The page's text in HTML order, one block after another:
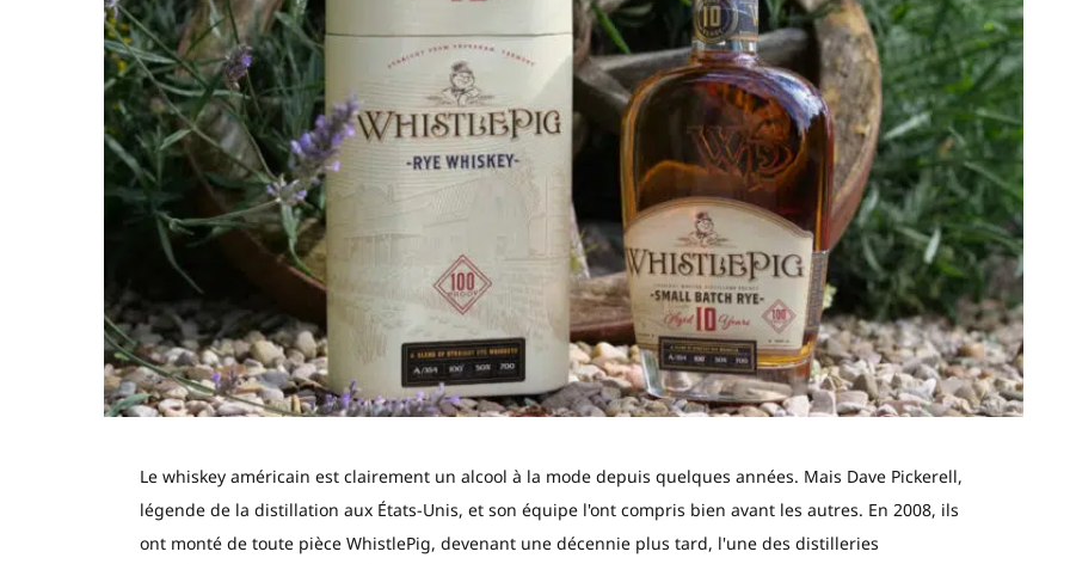
Le whiskey américain est clairement un alcool à la mode depuis quelques années. Mais Dave Pickerell,
légende de la distillation aux États-Unis, et son équipe l'ont compris bien avant les autres. En 2008, ils
ont monté de toute pièce WhistlePig, devenant une décennie plus tard, l'une des distilleries